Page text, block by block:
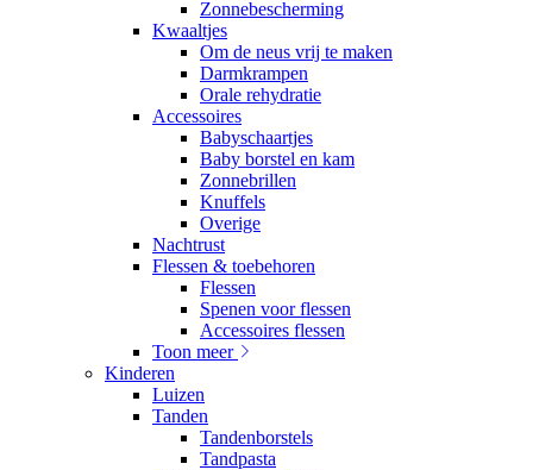
Zonnebescherming
Kwaaltjes
Om de neus vrij te maken
Darmkrampen
Orale rehydratie
Accessoires
Babyschaartjes
Baby borstel en kam
Zonnebrillen
Knuffels
Overige
Nachtrust
Flessen & toebehoren
Flessen
Spenen voor flessen
Accessoires flessen
Toon meer
Kinderen
Luizen
Tanden
Tandenborstels
Tandpasta